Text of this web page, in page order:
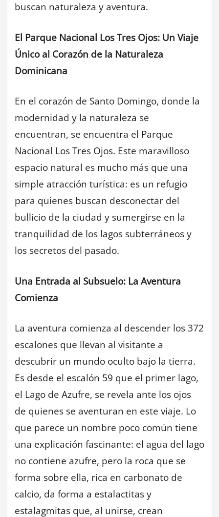
buscan naturaleza y aventura.
El Parque Nacional Los Tres Ojos: Un Viaje
Único al Corazón de la Naturaleza
Dominicana
En el corazón de Santo Domingo, donde la
modernidad y la naturaleza se
encuentran, se encuentra el Parque
Nacional Los Tres Ojos. Este maravilloso
espacio natural es mucho más que una
simple atracción turística: es un refugio
para quienes buscan desconectar del
bullicio de la ciudad y sumergirse en la
tranquilidad de los lagos subterráneos y
los secretos del pasado.
Una Entrada al Subsuelo: La Aventura
Comienza
La aventura comienza al descender los 372
escalones que llevan al visitante a
descubrir un mundo oculto bajo la tierra.
Es desde el escalón 59 que el primer lago,
el Lago de Azufre, se revela ante los ojos
de quienes se aventuran en este viaje. Lo
que parece un nombre poco común tiene
una explicación fascinante: el agua del lago
no contiene azufre, pero la roca que se
forma sobre ella, rica en carbonato de
calcio, da forma a estalactitas y
estalagmitas que, al unirse, crean